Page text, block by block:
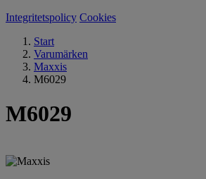
Integritetspolicy Cookies
Start
Varumärken
Maxxis
M6029
M6029